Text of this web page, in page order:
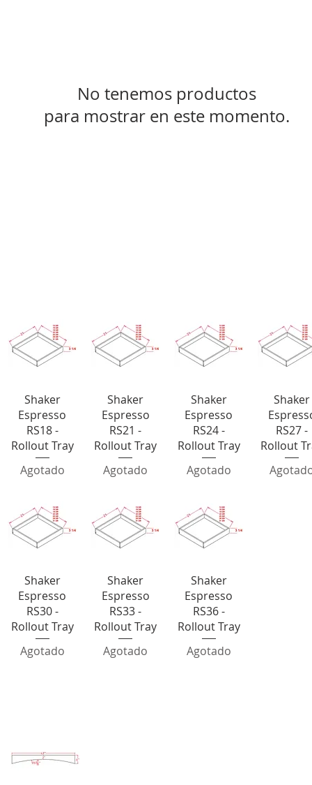
No tenemos productos
para mostrar en este momento.
Vista rápida
Shaker
Espresso
RS18 -
Rollout Tray
Agotado
Vista rápida
Shaker
Espresso
RS21 -
Rollout Tray
Agotado
Vista rápida
Shaker
Espresso
RS24 -
Rollout Tray
Agotado
Vista
Shaker
RS27 -
Rollout
Vista rápida
Shaker
Espresso
RS30 -
Rollout Tray
Agotado
Vista rápida
Shaker
Espresso
RS33 -
Rollout Tray
Agotado
Vista rápida
Shaker
Espresso
RS36 -
Rollout Tray
Agotado